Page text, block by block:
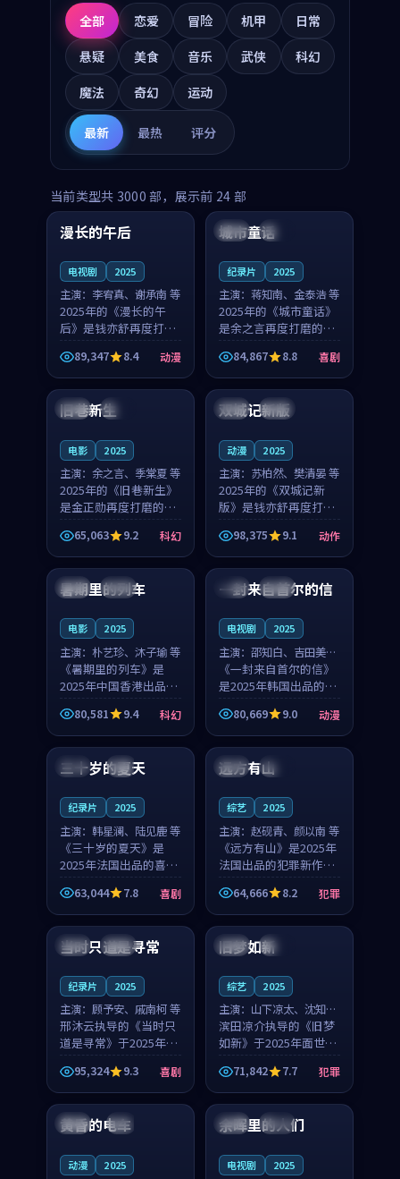
全部 恋爱 冒险 机甲
日常
悬疑
美食 音乐 武侠
科幻
魔法
奇幻 运动
最新 最热 评分
当前类型共 3000 部，展示前 24 部
中国 高分
99:16
漫长的午后
电视剧 2025
主演： 李宥真、谢承南 等
2025年的《漫长的午
后》是钱亦舒再度打磨
的动漫佳作。中国大陆
的取景与海岛日常的氛
围相互成就，李宥真与
谢承南的对手戏自然克
制，让整部影片在悬念
89,347 8.4 动漫
美国 院线
城市童话
纪录片 2025
主演： 蒋知南、金泰浩 等
2025年的《城市童话》
是余之言再度打磨的喜
剧佳作。美国的取景与
历史战争的氛围相互成
就，蒋知南与金泰浩的
对手戏自然克制，让整
部影片在悬念与温度
84,867 8.8 喜剧
英国 完结
旧巷新生
电影 2025
主演： 余之言、季棠夏 等
2025年的《旧巷新生》
是金正勋再度打磨的科
幻佳作。英国的取景与
雨夜物语的氛围相互成
就，余之言与季棠夏的
对手戏自然克制，让整
部影片在悬念与温度
65,063 9.2 科幻
中国 独播
双城记新版
动漫 2025
主演： 苏柏然、樊清晏 等
2025年的《双城记新
版》是钱亦舒再度打磨
的动作佳作。中国大陆
的取景与沙漠探险的氛
围相互成就，苏柏然与
樊清晏的对手戏自然克
制，让整部影片在悬念
98,375 9.1 动作
中国 杜比
暑期里的列车
电影 2025
主演： 朴艺珍、沐子瑜 等
《暑期里的列车》是
2025年中国香港出品的
科幻新作，主创团队希
望用城市夜归人的故事
让观众停下来想一想。
朴艺珍领衔，沐子瑜担
任重要角色，郑书延的
80,581 9.4 科幻
韩国 热播
一封来自首尔的信
电视剧 2025
主演： 邵知白、吉田美琴
等
《一封来自首尔的信》
是2025年韩国出品的动
漫新作，主创团队希望
用高考往事的故事让观
众停下来想一想。邵知
重要角色，谢承南的
80,669 9.0 动漫
法国 4K
三十岁的夏天
纪录片 2025
主演： 韩星澜、陆见鹿 等
《三十岁的夏天》是
2025年法国出品的喜剧
新作，主创团队希望用
深夜电台的故事让观众
停下来想一想。韩星澜
角色，山田纯一的叙事
63,044 7.8 喜剧
法国 独播
远方有山
综艺 2025
主演： 赵砚青、颜以南 等
《远方有山》是2025年
法国出品的犯罪新作，
主创团队希望用高校追
梦的故事让观众停下来
想一想。赵砚青领衔，
颜以南担任重要角色，
山田纯一的叙事节奏
64,666 8.2 犯罪
泰国 杜比
当时只道是寻常
纪录片 2025
主演： 顾予安、戚南柯 等
邢沐云执导的《当时只
道是寻常》于2025年面
世，泰国的城市气质与
母女情深的人物心境共
同构筑了影片基调。顾
予安、戚南柯用细腻的
表演撑起整部喜剧电
95,324 9.3 喜剧
中国 高分
旧梦如新
综艺 2025
主演： 山下凉太、沈知韵
等
滨田凉介执导的《旧梦
如新》于2025年面世，
中国台湾的城市气质与
异国相遇的人物心境共
同构筑了影片基调。山
下凉太、沈知韵用细腻
的表演撑起整部犯罪
71,842 7.7 犯罪
日本 4K
黄昏的电车
动漫 2025
泰国 完结
余晖里的人们
电视剧 2025